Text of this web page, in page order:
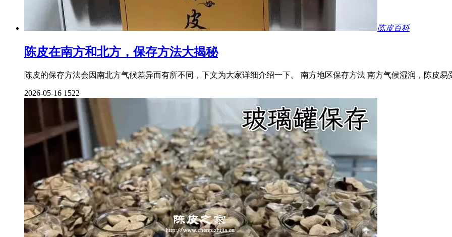
陈皮百科
陈皮在南方和北方，保存方法大揭秘
陈皮的保存方法会因南北方气候差异而有所不同，下文为大家详细介绍一下。 南方地区保存方法 南方气候湿润，陈皮易
2026-05-16 1522